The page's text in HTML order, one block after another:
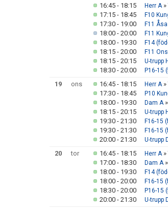
16:45 - 18:15
Herr A»
17:15 - 18:45
F10
17:30 - 19:00
F11
18:00 - 20:00
F11
18:00 - 19:30
F14
18:15 - 20:00
F11
18:15 - 20:15
U-trupp
18:30 - 20:00
P16-15
19
ons 16:45 - 18:15 Herr A»
17:30 - 18:45
P10
18:00 - 19:30
Dam A
18:15 - 20:15
U-trupp
19:30 - 21:30
F16-15
19:30 - 21:30
F16-15
20:00 - 21:30
U-trupp
20
tor 16:45 - 18:15 Herr A»
17:00 - 18:30
Dam A
18:00 - 19:30
F14
18:00 - 20:00
F16-15
18:30 - 20:00
P16-15
20:00 - 21:30
U-trupp